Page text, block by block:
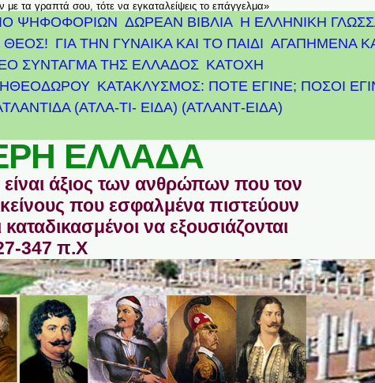
με τα γραπτά σου, τότε να εγκαταλείψεις το επάγγελμα»
ΨΗΦΟΦΟΡΙΏΝ ΔΩΡΕΑΝ ΒΙΒΛΙΑ Η ΕΛΛΗΝΙΚΗ
ΘΕΟΣ! ΓΙΑ ΤΗΝ ΓΥΝΑΙΚΑ ΚΑΙ ΤΟ ΠΑΙΔΙ ΑΓΑΠΗΜΕΝΑ
ΣΥΝΤΑΓΜΑ ΤΗΣ ΕΛΛΑΔΟΣ ΚΑΤΟΧΗ
ΚΑΤΑΚΛΥΣΜΟΣ: ΠΟΤΕ ΕΓΙΝΕ; ΠΟΣΟΙ
(ΑΤΛΑ-ΤΙ- ΕΙΔΑ) (ΑΤΛΑΝΤ-ΕΙΔΑ)
ΕΛΛΑΔΑ
είναι άξιος των ανθρώπων που τον
που εσφαλμένα πιστεύουν
να εξουσιάζονται
347 π.Χ